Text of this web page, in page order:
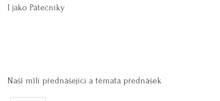
I jako Pátečníky
Naši milí přednášející a témata přednášek